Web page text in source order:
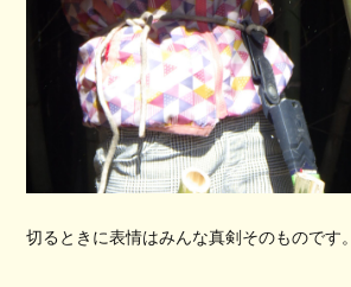
切るときに表情はみんな真剣そのものです。